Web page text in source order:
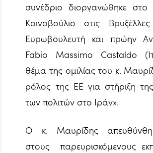
συνέδριο διοργανώθηκε στο
Κοινοβούλιο στις
Ευρωβουλευτή και πρώην
Fabio Massimo Castaldo
θέμα της ομιλίας του κ.
ρόλος της ΕΕ για στήριξη
των πολιτών στο Ιράν».
Ο κ. Μαυρίδης
στους παρευρισκόμενους